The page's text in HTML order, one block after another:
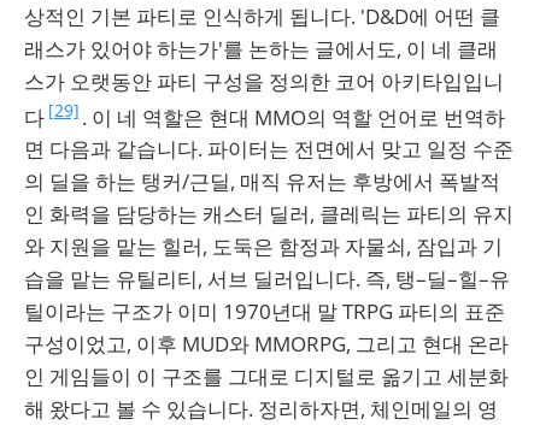
상적인 기본 파티로 인식하게 됩니다. 'D&D에 어떤 클
래스가 있어야 하는가'를 논하는 글에서도, 이 네 클래
스가 오랫동안 파티 구성을 정의한 코어 아키타입입니
다 [29] . 이 네 역할은 현대 MMO의 역할 언어로 번역하
면 다음과 같습니다. 파이터는 전면에서 맞고 일정 수준
의 딜을 하는 탱커/근딜, 매직 유저는 후방에서 폭발적
인 화력을 담당하는 캐스터 딜러, 클레릭는 파티의 유지
와 지원을 맡는 힐러, 도둑은 함정과 자물쇠, 잠입과 기
습을 맡는 유틸리티, 서브 딜러입니다. 즉, 탱–딜–힐–유
틸이라는 구조가 이미 1970년대 말 TRPG 파티의 표준
구성이었고, 이후 MUD와 MMORPG, 그리고 현대 온라
인 게임들이 이 구조를 그대로 디지털로 옮기고 세분화
해 왔다고 볼 수 있습니다. 정리하자면, 체인메일의 영